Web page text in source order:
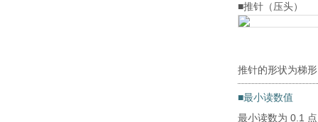
■推针（压头）
推针的形状为梯
■最小读数值
最小读数为 0.1